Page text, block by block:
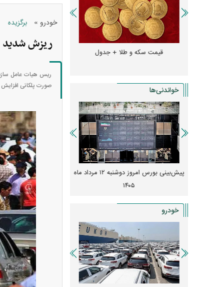
خودرو » برگزیده
ریزش شدید
ریس هیات عامل
صورت پلکانی افزایش
قیمت سکه و طلا + جدول قیمت دلار، یورو و
خواندنی‌ها
پیش‌بینی بورس امروز دوشنبه ۱۲ مرداد ماه
۱۴۰۵
زنگ خطر انباشت نیاز
قیمت‌ها
خودرو